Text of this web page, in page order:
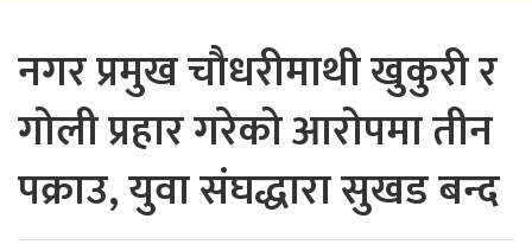
नगर प्रमुख चौधरीमाथी खुकुरी र
गोली प्रहार गरेको आरोपमा तीन
पक्राउ, युवा संघद्धारा सुखड बन्द